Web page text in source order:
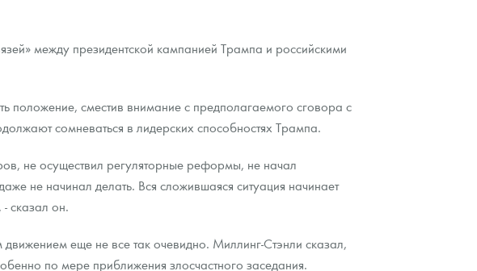
между президентской кампанией Трампа и российскими
положение, сместив внимание с предполагаемого сговора с
сомневаться в лидерских способностях Трампа.
не осуществил регуляторные реформы, не начал
не начинал делать. Вся сложившаяся ситуация начинает
сказал он.
еще не все так очевидно. Миллинг-Стэнли сказал,
по мере приближения злосчастного заседания.